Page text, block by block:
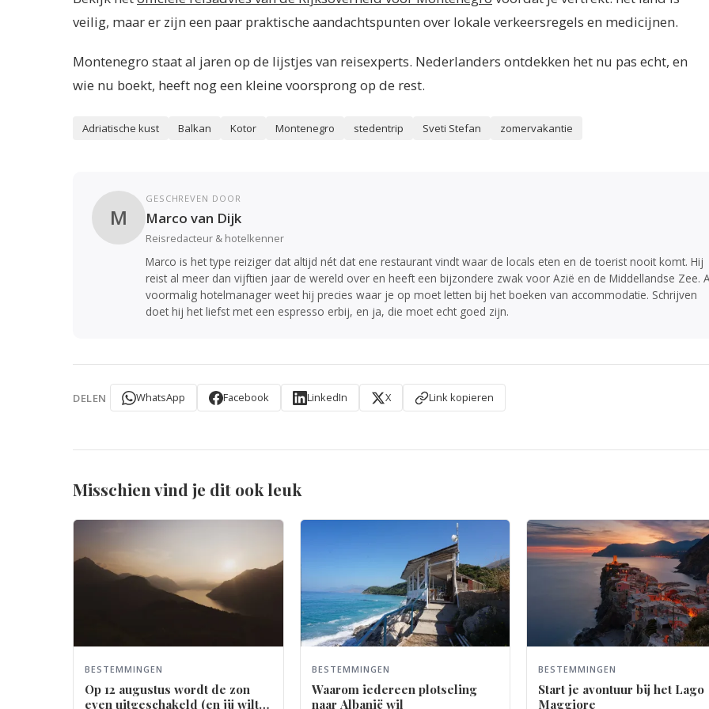
veilig, maar er zijn een paar praktische aandachtspunten over lokale verkeersregels en medicijnen.
Montenegro staat al jaren op de lijstjes van reisexperts. Nederlanders ontdekken het nu pas echt, en
wie nu boekt, heeft nog een kleine voorsprong op de rest.
Adriatische kust Balkan Kotor Montenegro stedentrip Sveti Stefan zomervakantie
M
GESCHREVEN DOOR
Marco van Dijk
Reisredacteur & hotelkenner
Marco is het type reiziger dat altijd nét dat ene restaurant vindt waar de locals eten en de toerist nooit komt. Hij
reist al meer dan vijftien jaar de wereld over en heeft een bijzondere zwak voor Azië en de Middellandse Zee.
voormalig hotelmanager weet hij precies waar je op moet letten bij het boeken van accommodatie. Schrijven
doet hij het liefst met een espresso erbij, en ja, die moet echt goed zijn.
DELEN WhatsApp Facebook LinkedIn X Link kopieren
Misschien vind je dit ook leuk
BESTEMMINGEN
Op 12 augustus wordt de zon
even uitgeschakeld (en jij wilt
BESTEMMINGEN
Waarom iedereen plotseling
naar Albanië wil
BESTEMMINGEN
Start je avontuur bij het Lago
Maggiore